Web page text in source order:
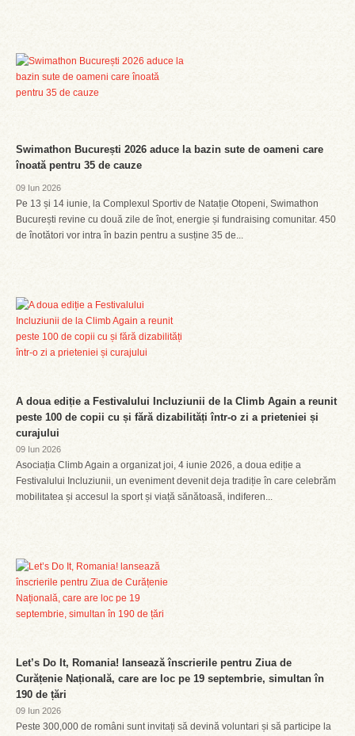
Swimathon București 2026 aduce la bazin sute de oameni care
înoată pentru 35 de cauze
09 Iun 2026
Pe 13 și 14 iunie, la Complexul Sportiv de Natație Otopeni, Swimathon
București revine cu două zile de înot, energie și fundraising comunitar. 450
de înotători vor intra în bazin pentru a susține 35 de...
A doua ediție a Festivalului Incluziunii de la Climb Again a reunit
peste 100 de copii cu și fără dizabilități într-o zi a prieteniei și
curajului
09 Iun 2026
Asociația Climb Again a organizat joi, 4 iunie 2026, a doua ediție a
Festivalului Incluziunii, un eveniment devenit deja tradiție în care celebrăm
mobilitatea și accesul la sport și viață sănătoasă, indiferen...
Let’s Do It, Romania! lansează înscrierile pentru Ziua de
Curățenie Națională, care are loc pe 19 septembrie, simultan în
190 de țări
09 Iun 2026
Peste 300,000 de români sunt invitați să devină voluntari și să participe la